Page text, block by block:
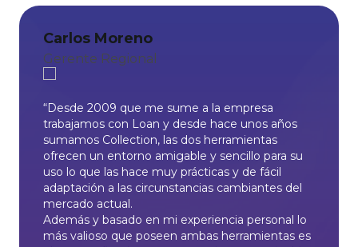
Carlos Moreno
Gerente Regional
“Desde 2009 que me sume a la empresa
trabajamos con Loan y desde hace unos años
sumamos Collection, las dos herramientas
ofrecen un entorno amigable y sencillo para su
uso lo que las hace muy prácticas y de fácil
adaptación a las circunstancias cambiantes del
mercado actual.
Además y basado en mi experiencia personal lo
más valioso que poseen ambas herramientas es